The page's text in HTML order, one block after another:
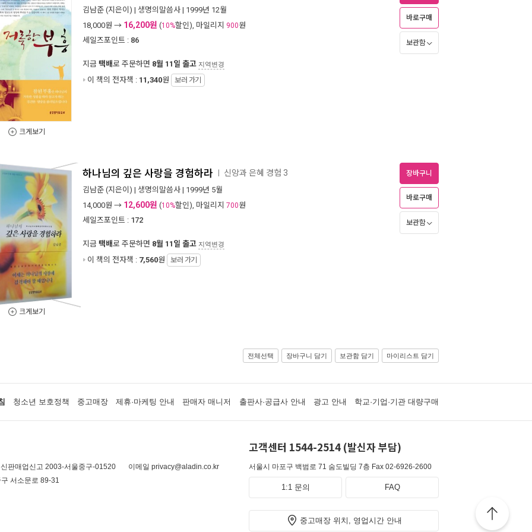
크게보기
김남준 (지은이) | 생명의말씀사 | 1999년 12월
18,000원 → 16,200원 (10%할인), 마일리지 900원
세일즈포인트 : 86
지금 택배로 주문하면 8월 11일 출고 지역변경
이 책의 전자책 : 11,340원 보러 가기
바로구매
보관함
크게보기
하나님의 깊은 사랑을 경험하라 신앙과 은혜 경험 3
김남준 (지은이) | 생명의말씀사 | 1999년 5월
14,000원 → 12,600원 (10%할인), 마일리지 700원
세일즈포인트 : 172
지금 택배로 주문하면 8월 11일 출고 지역변경
이 책의 전자책 : 7,560원 보러 가기
장바구니
바로구매
보관함
전체선택 장바구니 담기 보관함 담기 마이리스트 담기
청소년 보호정책 중고매장 제휴·마케팅 안내 판매자 매니저 출판사·공급사 안내 광고 안내 학교·기업·기관 대량구매
판매업신고 2003-서울중구-01520
이메일 privacy@aladin.co.kr
서소문로 89-31
고객센터 1544-2514 (발신자 부담)
서울시 마포구 백범로 71 숨도빌딩 7층 Fax 02-6926-2600
1:1 문의 FAQ
중고매장 위치, 영업시간 안내